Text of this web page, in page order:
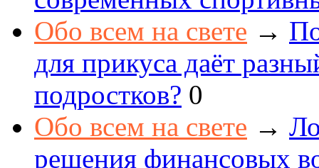
Обо всем на свете →
для прикуса даёт
подростков? 0
Обо всем на свете →
решения финансовых